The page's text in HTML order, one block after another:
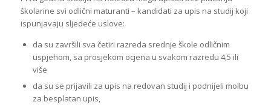
školarine svi odlični maturanti – kandidati za upis na studij koji
ispunjavaju sljedeće uslove:
da su završili sva četiri razreda srednje škole odličnim
uspjehom, sa prosjekom ocjena u svakom razredu 4,5 ili
više
da su se prijavili za upis na redovan studij i podnijeli molbu
za besplatan upis,